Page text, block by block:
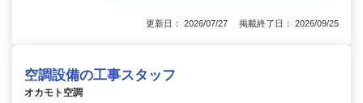
更新日： 2026/07/27 掲載終了日： 2026/09/25
空調設備の工事スタッフ
オカモト空調